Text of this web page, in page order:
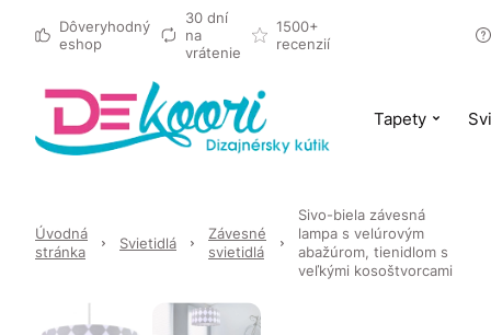
Dôveryhodný
eshop
30 dní
na
vrátenie
1500+
recenzií
Tapety
Úvodná
stránka
Svietidlá
Závesné
svietidlá
Sivo-biela závesná
lampa s velúrovým
abažúrom, tienidlom s
veľkými kosoštvorcami